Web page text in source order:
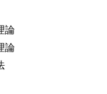
論
論